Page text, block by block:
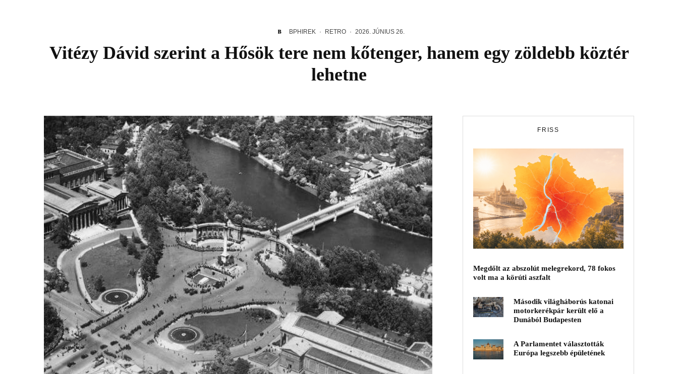
BPHIREK · RETRO · 2026. JÚNIUS 26.
Vitézy Dávid szerint a Hősök tere nem kőtenger, hanem egy zöldebb köztér
lehetne
FRISS
Megdőlt az abszolút melegrekord, 78 fokos
volt ma a körúti aszfalt
Második világháborús katonai
motorkerékpár került elő a
Dunából Budapesten
A Parlamentet választották
Európa legszebb épületének